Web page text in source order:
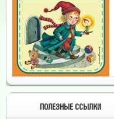
ПОЛЕЗНЫЕ ССЫЛКИ